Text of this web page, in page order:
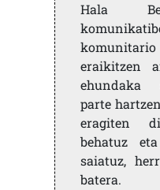
Hala
eraikitzen
ehundaka
parte
eragiten
behatuz
saiatuz,
batera.